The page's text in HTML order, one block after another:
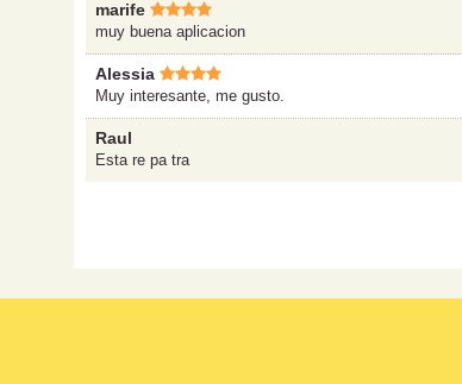
marife
muy buena aplicacion
Alessia
Muy interesante, me gusto.
Raul
Esta re pa tra